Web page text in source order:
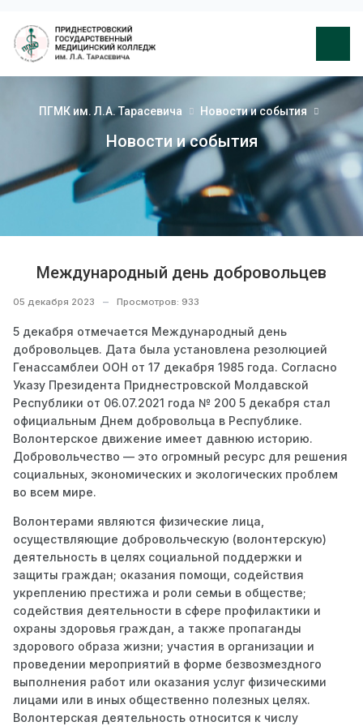
ПГМК им. Л.А. Тарасевича Новости и события
Новости и события
Международный день добровольцев
05 декабря 2023 Просмотров: 933
5 декабря отмечается Международный день
добровольцев. Дата была установлена резолюцией
Генассамблеи ООН от 17 декабря 1985 года. Согласно
Указу Президента Приднестровской Молдавской
Республики от 06.07.2021 года № 200 5 декабря стал
официальным Днем добровольца в Республике.
Волонтерское движение имеет давнюю историю.
Добровольчество — это огромный ресурс для решения
социальных, экономических и экологических проблем
во всем мире.
Волонтерами являются физические лица,
осуществляющие добровольческую (волонтерскую)
деятельность в целях социальной поддержки и
защиты граждан; оказания помощи, содействия
укреплению престижа и роли семьи в обществе;
содействия деятельности в сфере профилактики и
охраны здоровья граждан, а также пропаганды
здорового образа жизни; участия в организации и
проведении мероприятий в форме безвозмездного
выполнения работ или оказания услуг физическими
лицами или в иных общественно полезных целях.
Волонтерская деятельность относится к числу